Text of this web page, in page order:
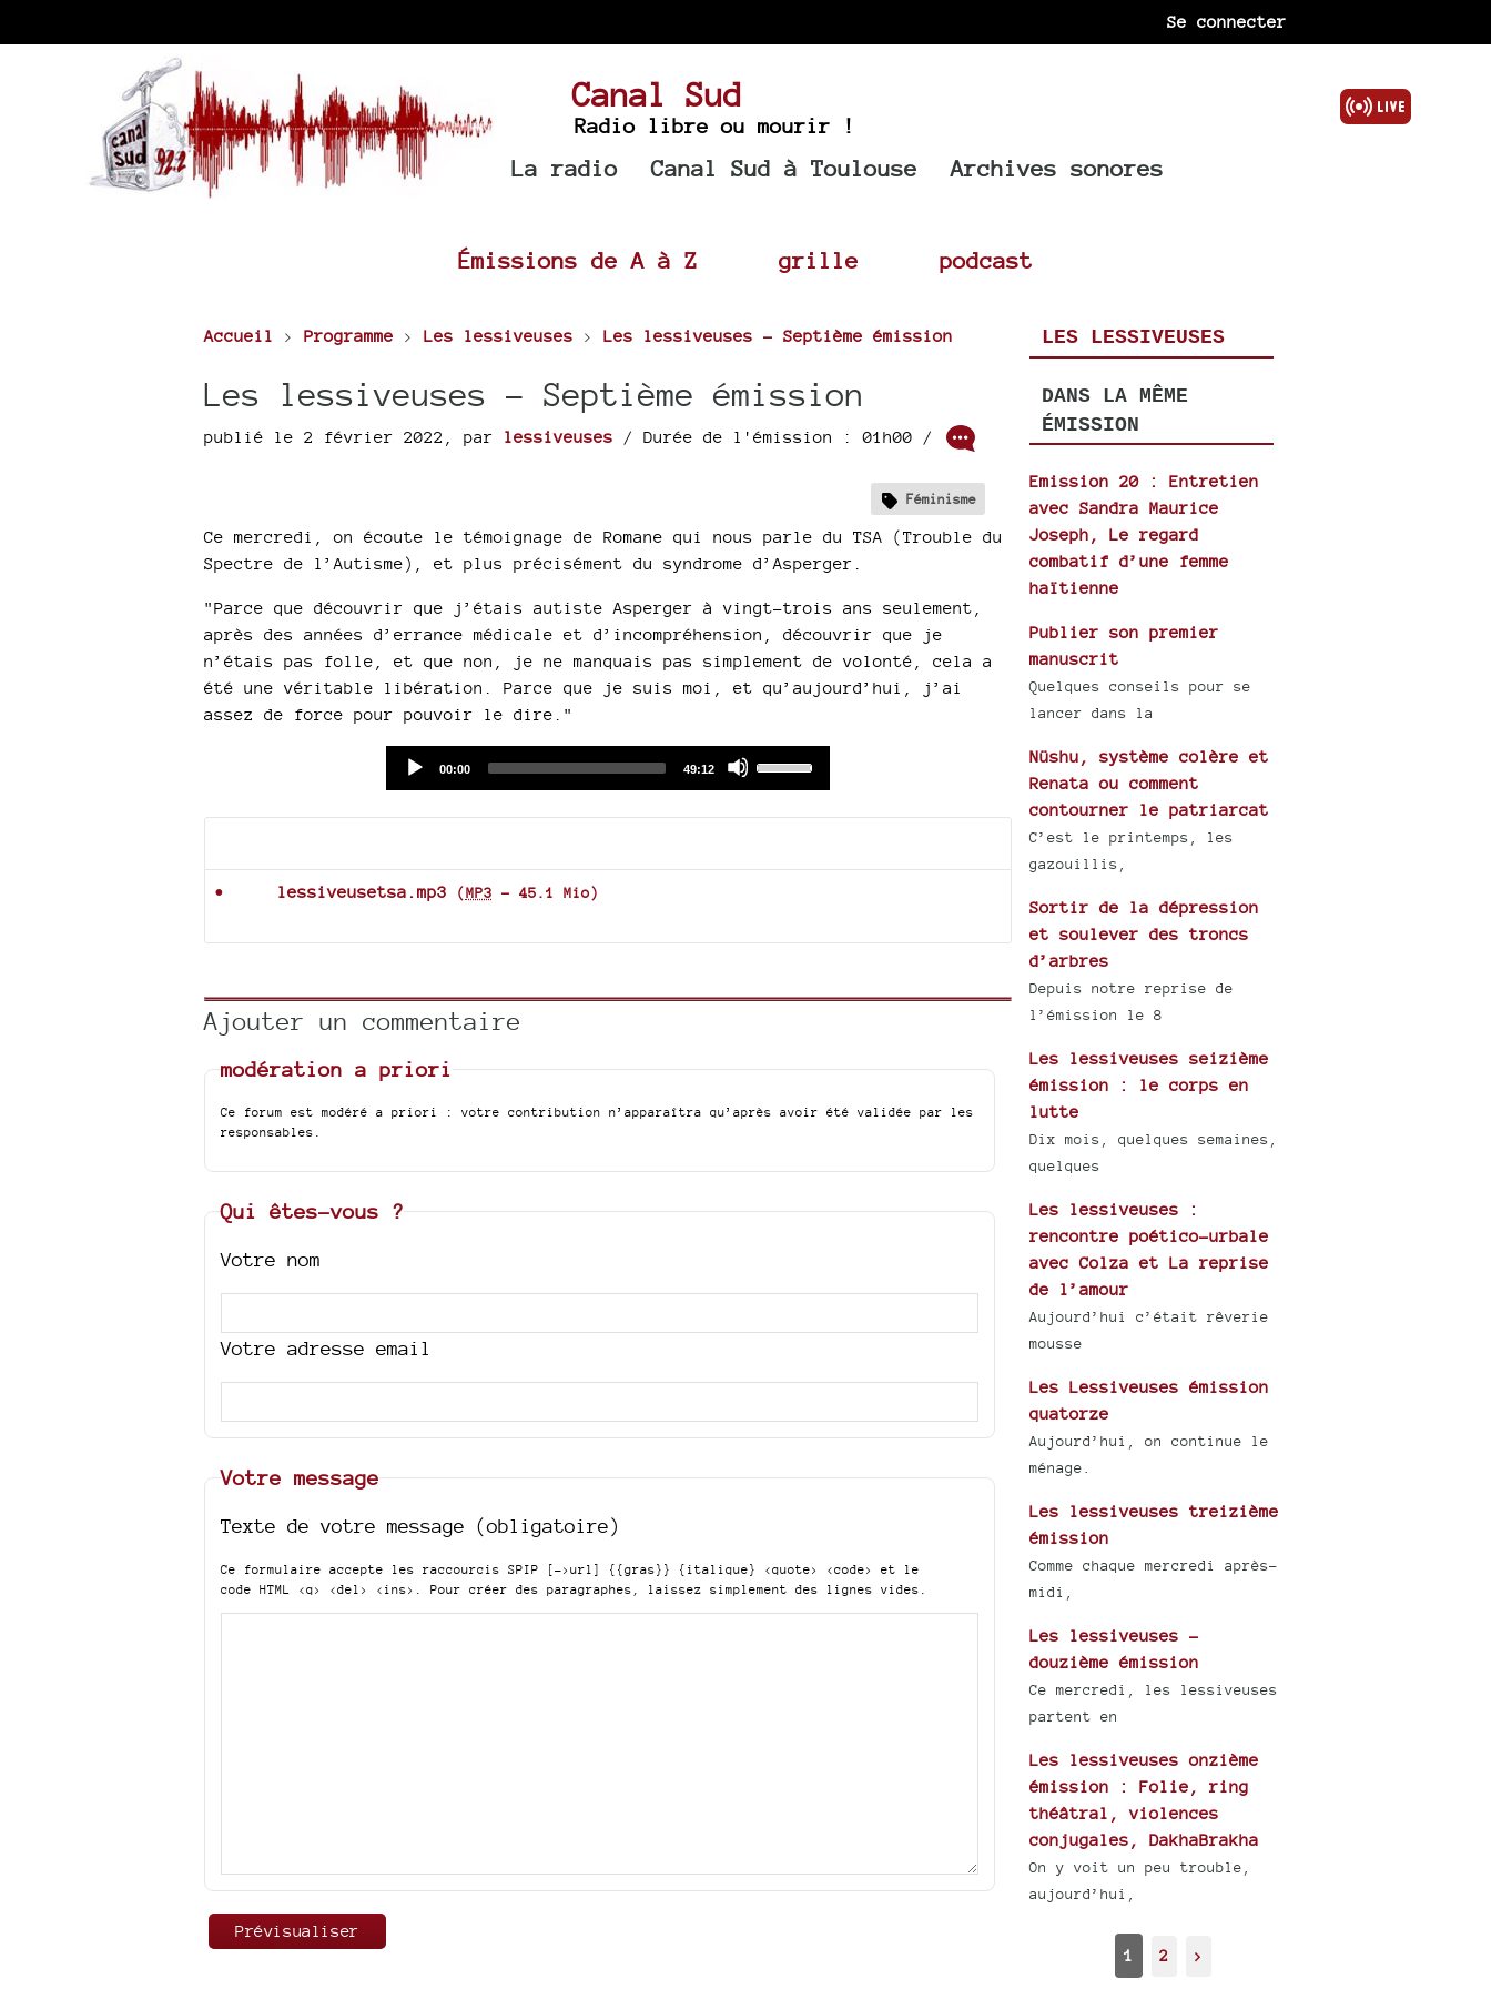
Se connecter
Canal Sud
Radio libre ou mourir !
La radio Canal Sud à Toulouse Archives sonores
Émissions de A à Z grille podcast
Accueil > Programme > Les lessiveuses > Les lessiveuses - Septième émission
Les lessiveuses - Septième émission
publié le 2 février 2022 par lessiveuses / Durée de l'émission : 01h00 /
Féminisme
Ce mercredi, on écoute le témoignage de Romane qui nous parle du TSA (Trouble du
Spectre de l’Autisme), et plus précisément du syndrome d’Asperger.
"Parce que découvrir que j’étais autiste Asperger à vingt-trois ans seulement,
après des années d’errance médicale et d’incompréhension, découvrir que je
n’étais pas folle, et que non, je ne manquais pas simplement de volonté, cela a
été une véritable libération. Parce que je suis moi, et qu’aujourd’hui, j’ai
assez de force pour pouvoir le dire."
Current
00:00
Total
49:12
decrease
lessiveusetsa.mp3 (MP3 - 45.1 Mio)
Ajouter un commentaire
modération a priori
Ce forum est modéré a priori : votre contribution n’apparaîtra qu’après avoir été validée par les
responsables.
Qui êtes-vous ?
Votre nom
Votre adresse email
Votre message
Texte de votre message (obligatoire)
Ce formulaire accepte les raccourcis SPIP [->url] {{gras}} {italique} <quote> <code>
et le
code HTML <q> <del> <ins> . Pour créer des paragraphes, laissez simplement des lignes vides.
LES LESSIVEUSES
DANS LA MÊME
ÉMISSION
Emission 20 : Entretien
avec Sandra Maurice
Joseph, Le regard
combatif d’une femme
haïtienne
Publier son premier
manuscrit
Quelques conseils pour se
lancer dans la
Nüshu, système colère et
Renata ou comment
contourner le patriarcat
C’est le printemps, les
gazouillis,
Sortir de la dépression
et soulever des troncs
d’arbres
Depuis notre reprise de
l’émission le 8
Les lessiveuses seizième
émission : le corps en
lutte
Dix mois, quelques semaines,
quelques
Les lessiveuses :
rencontre poético-urbale
avec Colza et La reprise
de l’amour
Aujourd’hui c’était rêverie
mousse
Les Lessiveuses émission
quatorze
Aujourd’hui, on continue le
ménage.
Les lessiveuses treizième
émission
Comme chaque mercredi après-
midi,
Les lessiveuses -
douzième émission
Ce mercredi, les lessiveuses
partent en
Les lessiveuses onzième
émission : Folie, ring
théâtral, violences
conjugales, DakhaBrakha
On y voit un peu trouble,
aujourd’hui,
1 2 >